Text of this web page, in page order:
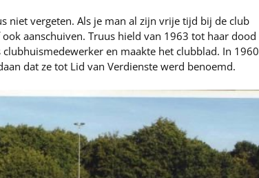
niet vergeten. Als je man al zijn vrije tijd bij de club
aanschuiven. Truus hield van 1963 tot haar dood
en maakte het clubblad. In
dat ze tot Lid van Verdienste werd benoemd.